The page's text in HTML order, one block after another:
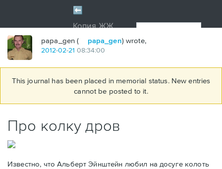
papa_gen ( papa_gen) wrote,
2012-02-21 08:34:00
This journal has been placed in memorial status. New entries
cannot be posted to it.
Про колку дров
Известно, что Альберт Эйнштейн любил на досуге колоть